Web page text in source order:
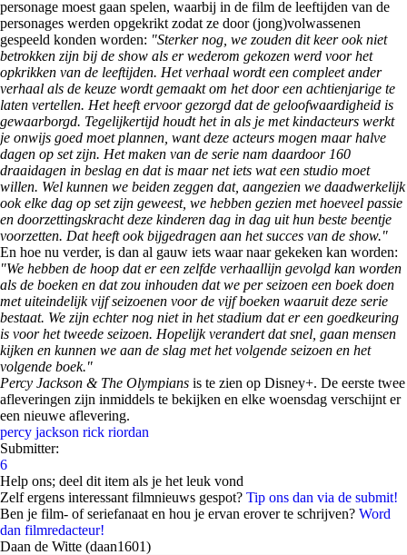
personage moest gaan spelen, waarbij in de film de leeftijden van de
personages werden opgekrikt zodat ze door (jong)volwassenen
gespeeld konden worden: "Sterker nog, we zouden dit keer ook niet
betrokken zijn bij de show als er wederom gekozen werd voor het
opkrikken van de leeftijden. Het verhaal wordt een compleet ander
verhaal als de keuze wordt gemaakt om het door een achtienjarige te
laten vertellen. Het heeft ervoor gezorgd dat de geloofwaardigheid is
gewaarborgd. Tegelijkertijd houdt het in als je met kindacteurs werkt
je onwijs goed moet plannen, want deze acteurs mogen maar halve
dagen op set zijn. Het maken van de serie nam daardoor 160
draaidagen in beslag en dat is maar net iets wat een studio moet
willen. Wel kunnen we beiden zeggen dat, aangezien we daadwerkelijk
ook elke dag op set zijn geweest, we hebben gezien met hoeveel passie
en doorzettingskracht deze kinderen dag in dag uit hun beste beentje
voorzetten. Dat heeft ook bijgedragen aan het succes van de show."
En hoe nu verder, is dan al gauw iets waar naar gekeken kan worden:
"We hebben de hoop dat er een zelfde verhaallijn gevolgd kan worden
als de boeken en dat zou inhouden dat we per seizoen een boek doen
met uiteindelijk vijf seizoenen voor de vijf boeken waaruit deze serie
bestaat. We zijn echter nog niet in het stadium dat er een goedkeuring
is voor het tweede seizoen. Hopelijk verandert dat snel, gaan mensen
kijken en kunnen we aan de slag met het volgende seizoen en het
volgende boek."
Percy Jackson & The Olympians is te zien op Disney+. De eerste twee
afleveringen zijn inmiddels te bekijken en elke woensdag verschijnt er
een nieuwe aflevering.
percy jackson rick riordan
Submitter:
6
Help ons; deel dit item als je het leuk vond
Zelf ergens interessant filmnieuws gespot? Tip ons dan via de submit!
Ben je film- of seriefanaat en hou je ervan erover te schrijven? Word
dan filmredacteur!
Daan de Witte (daan1601)